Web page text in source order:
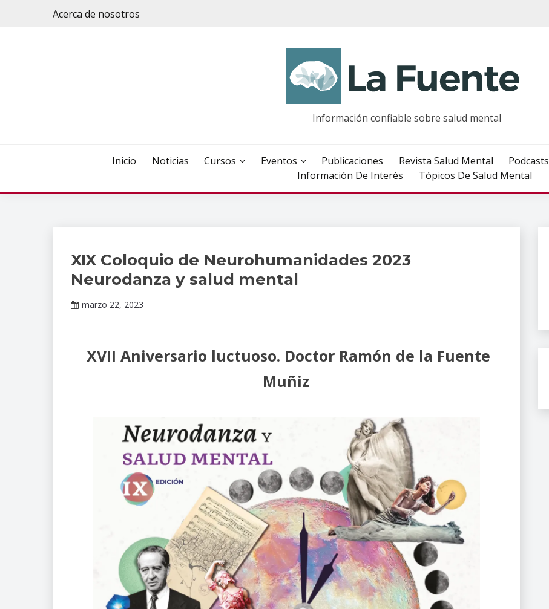
Acerca de nosotros
Información confiable sobre salud mental
Inicio Noticias Cursos Eventos Publicaciones Revista Salud Mental Podcasts
Información De Interés
Tópicos De Salud Mental
Eventos
del INPRFM
XIX Coloquio de Neurohumanidades 2023
Neurodanza y salud mental
marzo 22, 2023
XVII Aniversario luctuoso. Doctor Ramón de la Fuente
Muñiz